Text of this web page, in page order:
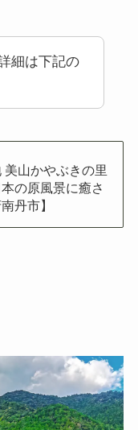
細は下記の
美山かやぶきの里
の原風景に癒さ
丹市】